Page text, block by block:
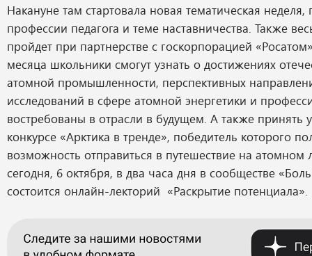
Накануне там стартовала новая тематическая
профессии педагога и теме наставничества. Также
пройдет при партнерстве с госкорпорацией
месяца школьники смогут узнать о достижениях
атомной промышленности, перспективных
исследований в сфере атомной энергетики и
востребованы в отрасли в будущем. А также принять
конкурсе «Арктика в тренде», победитель которого
возможность отправиться в путешествие на атомном
сегодня, 6 октября, в два часа дня в сообществе
состоится онлайн-лекторий «Раскрытие потенциала».